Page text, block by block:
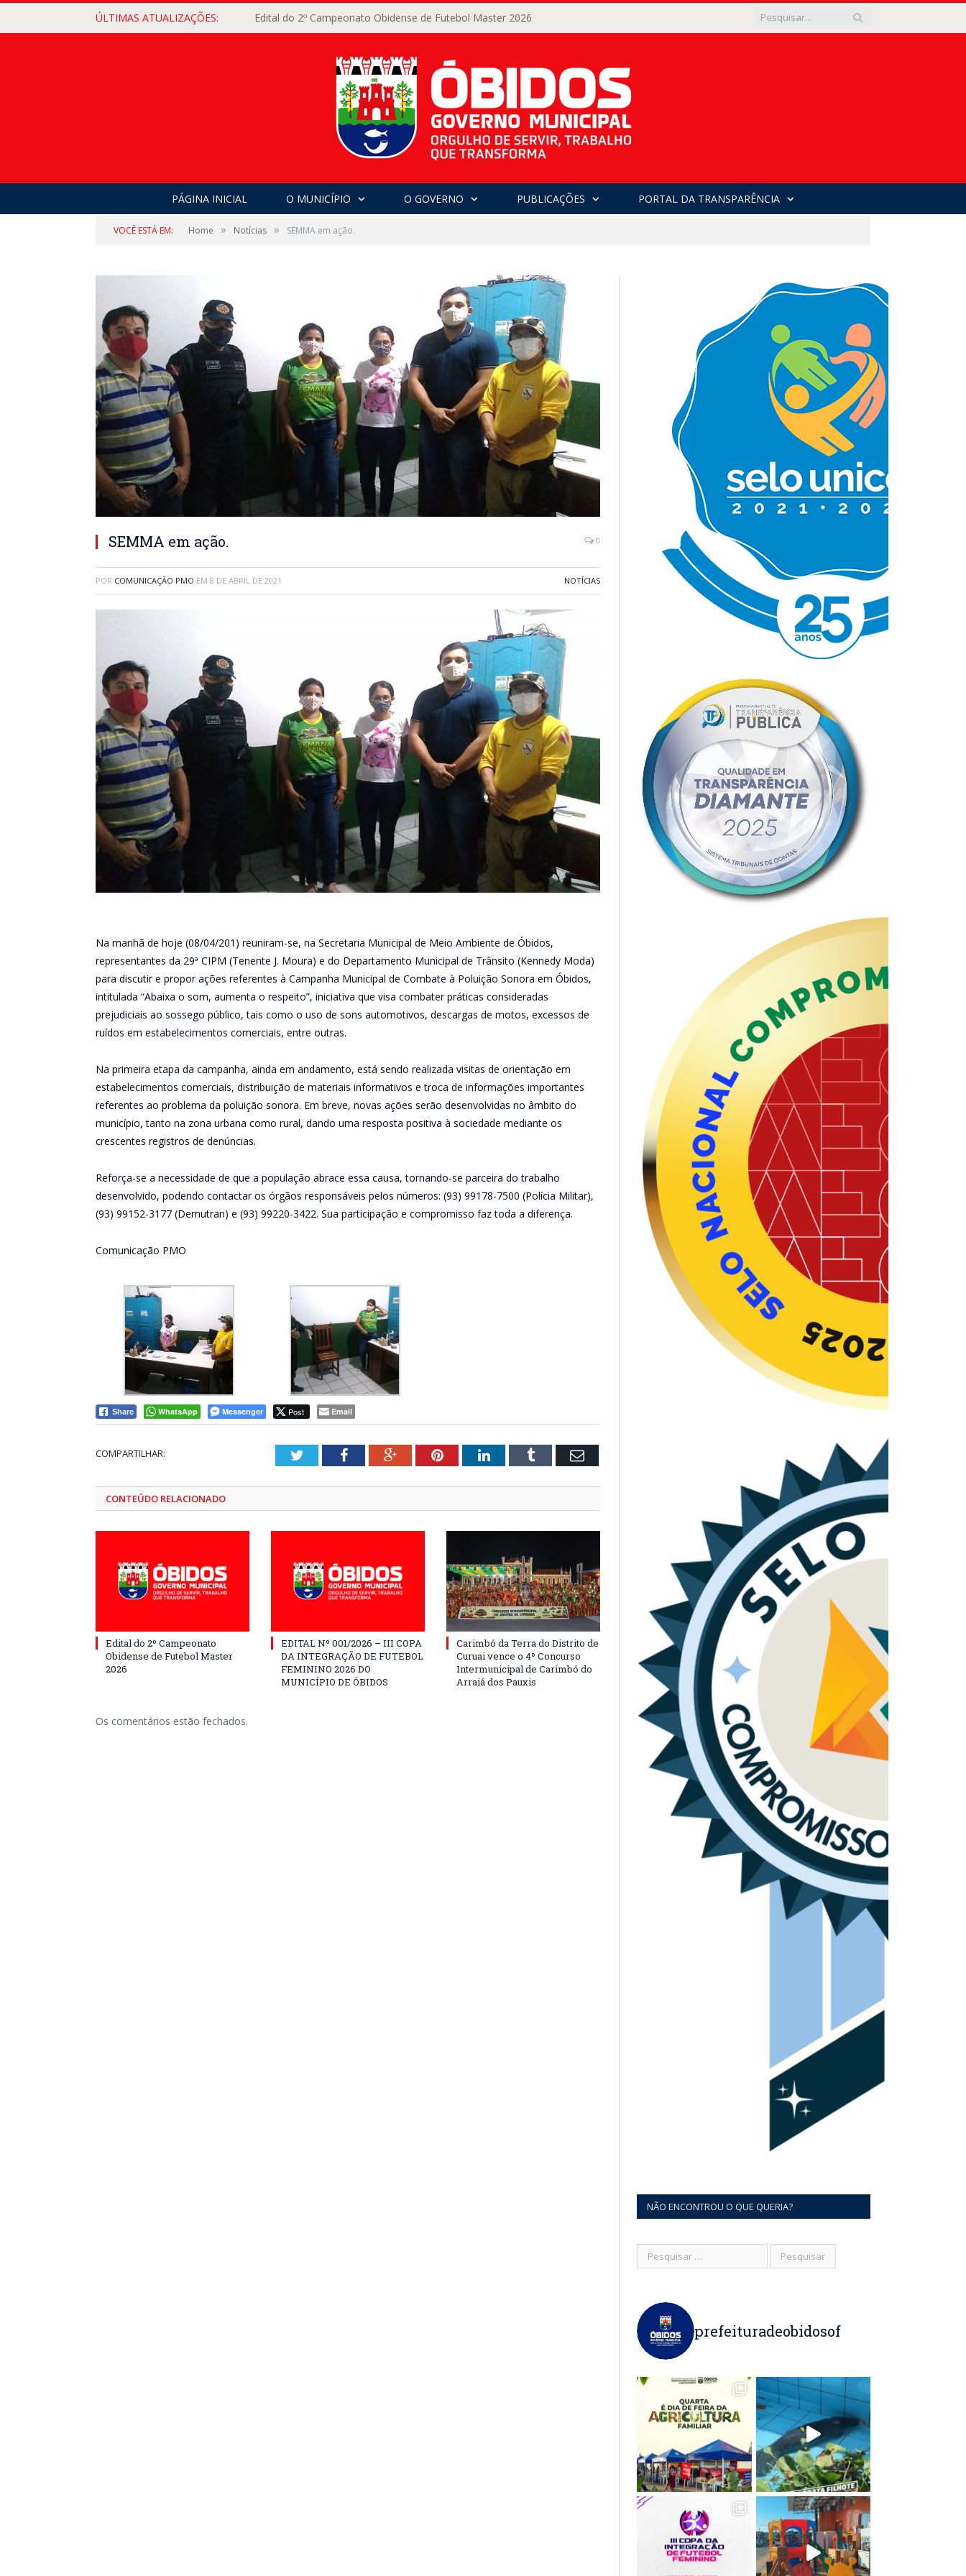
ÚLTIMAS ATUALIZAÇÕES: Edital do 2º Campeonato Obidense de Futebol Master 2026
PÁGINA INICIAL O MUNICÍPIO O GOVERNO PUBLICAÇÕES PORTAL DA TRANSPARÊNCIA
VOCÊ ESTÁ EM: Home » Notícias » SEMMA em ação.
SEMMA em ação. 0
POR COMUNICAÇÃO PMO EM 8 DE ABRIL DE 2021 NOTÍCIAS
Na manhã de hoje (08/04/201) reuniram-se, na Secretaria Municipal de Meio Ambiente de Óbidos,
representantes da 29ª CIPM (Tenente J. Moura) e do Departamento Municipal de Trânsito (Kennedy Moda)
para discutir e propor ações referentes à Campanha Municipal de Combate à Poluição Sonora em Óbidos,
intitulada “Abaixa o som, aumenta o respeito”, iniciativa que visa combater práticas consideradas
prejudiciais ao sossego público, tais como o uso de sons automotivos, descargas de motos, excessos de
ruídos em estabelecimentos comerciais, entre outras.
Na primeira etapa da campanha, ainda em andamento, está sendo realizada visitas de orientação em
estabelecimentos comerciais, distribuição de materiais informativos e troca de informações importantes
referentes ao problema da poluição sonora. Em breve, novas ações serão desenvolvidas no âmbito do
município, tanto na zona urbana como rural, dando uma resposta positiva à sociedade mediante os
crescentes registros de denúncias.
Reforça-se a necessidade de que a população abrace essa causa, tornando-se parceira do trabalho
desenvolvido, podendo contactar os órgãos responsáveis pelos números: (93) 99178-7500 (Polícia Militar),
(93) 99152-3177 (Demutran) e (93) 99220-3422. Sua participação e compromisso faz toda a diferença.
Comunicação PMO
Share WhatsApp Messenger Post Email
COMPARTILHAR: TwitterFacebookGoogle+PinterestLinkedInTumblr Email
CONTEÚDO RELACIONADO
Edital do 2º Campeonato
Obidense de Futebol Master
2026
EDITAL Nº 001/2026 – III COPA
DA INTEGRAÇÃO DE FUTEBOL
FEMININO 2026 DO
MUNICÍPIO DE ÓBIDOS
Carimbó da Terra do Distrito de
Curuai vence o 4º Concurso
Intermunicipal de Carimbó do
Arraiá dos Pauxis
Os comentários estão fechados.
NÃO ENCONTROU O QUE QUERIA?
prefeituradeobidosof